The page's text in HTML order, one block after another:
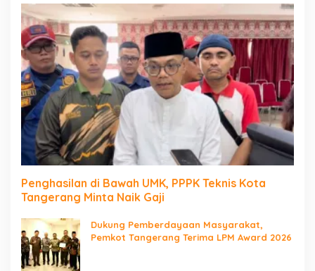
Penghasilan di Bawah UMK, PPPK Teknis Kota
Tangerang Minta Naik Gaji
Dukung Pemberdayaan Masyarakat,
Pemkot Tangerang Terima LPM Award 2026